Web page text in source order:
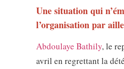
Une situation qui
l’organisation par
Abdoulaye Bathily, le
avril en regrettant la